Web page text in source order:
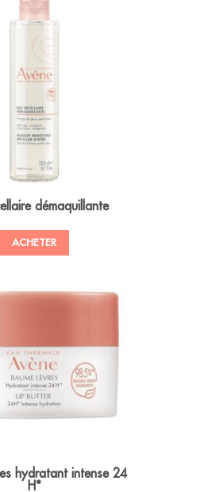
démaquillante
ACHETER
hydratant intense 24
H*